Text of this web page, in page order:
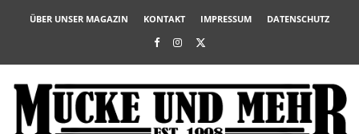
ÜBER UNSER MAGAZIN KONTAKT IMPRESSUM DATENSCHUTZ